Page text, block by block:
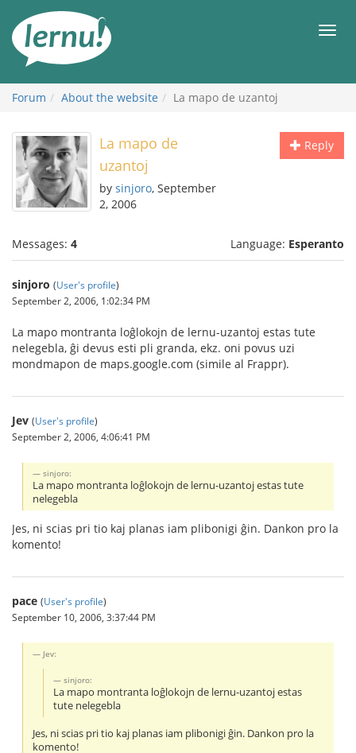
the
content
Forum About the website La mapo de uzantoj
Reply
La mapo de
uzantoj
by sinjoro, September
2, 2006
Messages: 4 Language: Esperanto
sinjoro (User's profile)
September 2, 2006, 1:02:34 PM
La mapo montranta loĝlokojn de lernu-uzantoj estas tute
nelegebla, ĝi devus esti pli granda, ekz. oni povus uzi
mondmapon de maps.google.com (simile al Frappr).
Jev (User's profile)
September 2, 2006, 4:06:41 PM
sinjoro:
La mapo montranta loĝlokojn de lernu-uzantoj estas tute
nelegebla
Jes, ni scias pri tio kaj planas iam plibonigi ĝin. Dankon pro la
komento!
pace (User's profile)
September 10, 2006, 3:37:44 PM
Jev:
sinjoro:
La mapo montranta loĝlokojn de lernu-uzantoj estas
tute nelegebla
Jes, ni scias pri tio kaj planas iam plibonigi ĝin. Dankon pro la
komento!